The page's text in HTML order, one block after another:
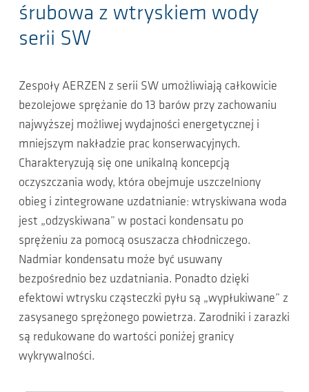
śrubowa z wtryskiem wody
serii SW
Zespoły AERZEN z serii SW umożliwiają całkowicie
bezolejowe sprężanie do 13 barów przy zachowaniu
najwyższej możliwej wydajności energetycznej i
mniejszym nakładzie prac konserwacyjnych.
Charakteryzują się one unikalną koncepcją
oczyszczania wody, która obejmuje uszczelniony
obieg i zintegrowane uzdatnianie: wtryskiwana woda
jest „odzyskiwana” w postaci kondensatu po
sprężeniu za pomocą osuszacza chłodniczego.
Nadmiar kondensatu może być usuwany
bezpośrednio bez uzdatniania. Ponadto dzięki
efektowi wtrysku cząsteczki pyłu są „wypłukiwane” z
zasysanego sprężonego powietrza. Zarodniki i zarazki
są redukowane do wartości poniżej granicy
wykrywalności.